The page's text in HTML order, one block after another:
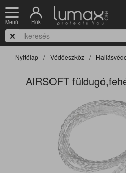
Menü Fiók
Nyitólap Védőeszköz
AIRSOFT